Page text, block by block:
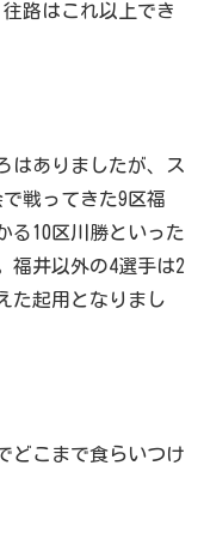
路はこれ以上でき
はありましたが、ス
戦ってきた9区福
る10区川勝といった
福井以外の4選手は2
た起用となりまし
どこまで食らいつけ